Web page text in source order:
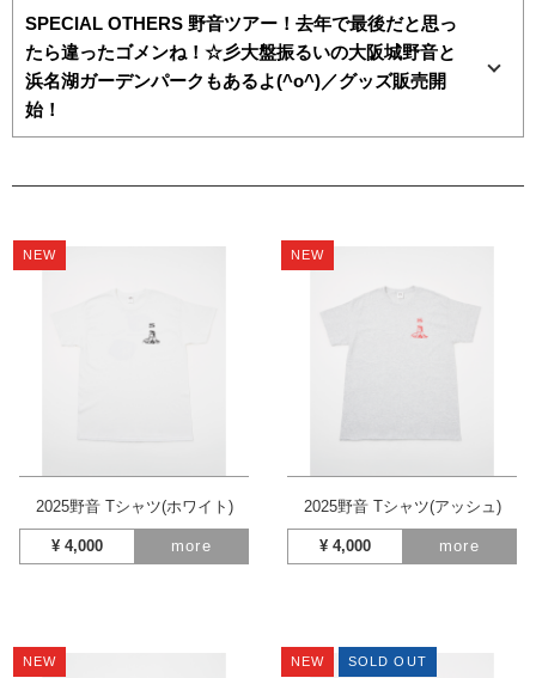
SPECIAL OTHERS 野音ツアー！去年で最後だと思っ
たら違ったゴメンね！☆彡大盤振るいの大阪城野音と
浜名湖ガーデンパークもあるよ(^o^)／グッズ販売開
始！
NEW
2025野音 Tシャツ(ホワイト)
¥ 4,000 more
NEW
2025野音 Tシャツ(アッシュ)
¥ 4,000 more
NEW NEW SOLD OUT